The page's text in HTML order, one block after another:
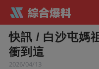
快訊 / 白沙屯媽
衝到這
2026/04/13